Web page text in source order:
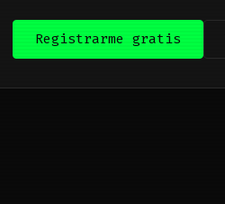
Registrarme gratis